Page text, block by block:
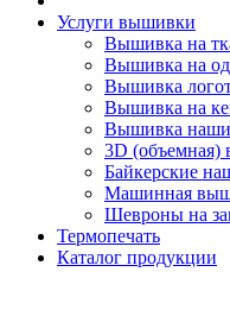
Услуги вышивки
Вышивка на
Вышивка на
Вышивка
Вышивка на
Вышивка
3D (объемная)
Байкерские
Машинная
Шевроны на
Термопечать
Каталог продукции